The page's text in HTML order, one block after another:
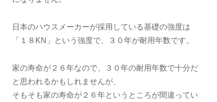
日本のハウスメーカーが採用している基礎の強度は
「１８KN」という強度で、３０年が耐用年数です。
家の寿命が２６年なので、３０年の耐用年数で十分だ
と思われるかもしれませんが、
そもそも家の寿命が２６年というところが間違ってい